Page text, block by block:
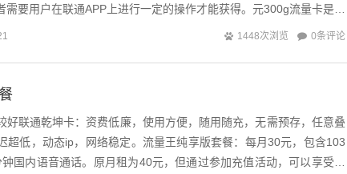
要用户在联通APP上进行一定的操作才能获得。元300g流量卡是假
买兴趣而做的...
1448次浏览 0条评论
好联通乾坤卡：资费低廉，使用方便，随用随充，无需预存，任意叠
超低，动态ip，网络稳定。流量王纯享版套餐：每月30元，包含103
国内语音通话。原月租为40元，但通过参加充值活动，可以享受每